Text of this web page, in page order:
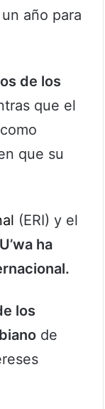
año para
de los
que el
que su
(ERI) y el
ha
los
de